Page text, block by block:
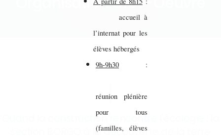
accueil à
l’internat pour les
élèves hébergés
9h-9h30 :
réunion plénière
pour tous
(familles, élèves
Quand la construction rencontre l'écologie : la
section BORGO à la découverte de la terre